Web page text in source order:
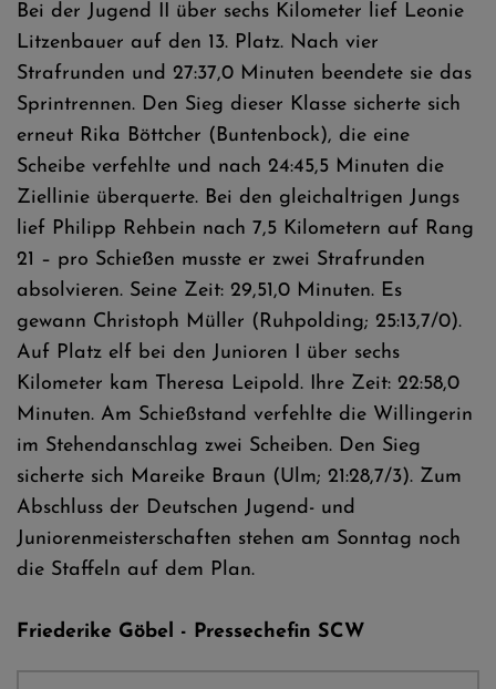
Bei der Jugend II über sechs Kilometer lief Leonie
Litzenbauer auf den 13. Platz. Nach vier
Strafrunden und 27:37,0 Minuten beendete sie das
Sprintrennen. Den Sieg dieser Klasse sicherte sich
erneut Rika Böttcher (Buntenbock), die eine
Scheibe verfehlte und nach 24:45,5 Minuten die
Ziellinie überquerte. Bei den gleichaltrigen Jungs
lief Philipp Rehbein nach 7,5 Kilometern auf Rang
21 – pro Schießen musste er zwei Strafrunden
absolvieren. Seine Zeit: 29,51,0 Minuten. Es
gewann Christoph Müller (Ruhpolding; 25:13,7/0).
Auf Platz elf bei den Junioren I über sechs
Kilometer kam Theresa Leipold. Ihre Zeit: 22:58,0
Minuten. Am Schießstand verfehlte die Willingerin
im Stehendanschlag zwei Scheiben. Den Sieg
sicherte sich Mareike Braun (Ulm; 21:28,7/3). Zum
Abschluss der Deutschen Jugend- und
Juniorenmeisterschaften stehen am Sonntag noch
die Staffeln auf dem Plan.
Friederike Göbel - Pressechefin SCW